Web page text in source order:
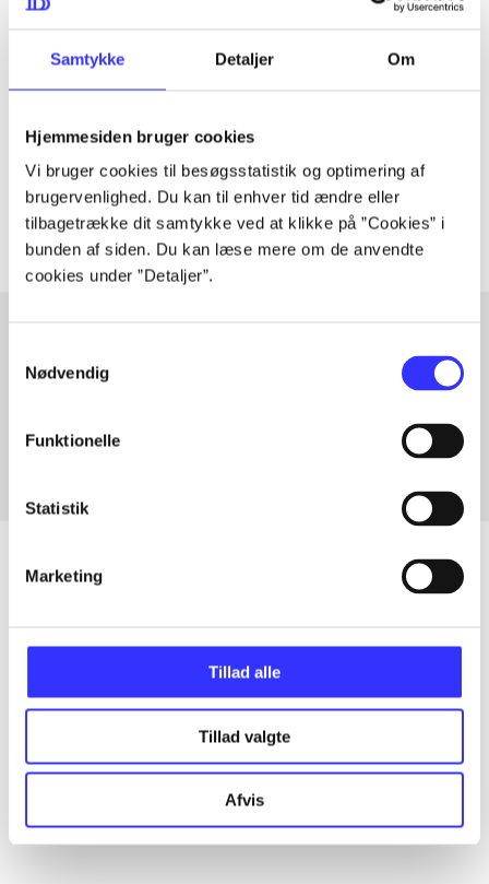
Samtykke Detaljer Om
Hjemmesiden bruger cookies
Vi bruger cookies til besøgsstatistik og optimering af
brugervenlighed. Du kan til enhver tid ændre eller
tilbagetrække dit samtykke ved at klikke på ”Cookies” i
bunden af siden. Du kan læse mere om de anvendte
cookies under ”Detaljer”.
Nødvendig
Funktionelle
Statistik
Marketing
Tillad alle
Tillad valgte
Afvis
Artiklen er en del af
Artiklerne i handler ofte om
Artikler med samme emner